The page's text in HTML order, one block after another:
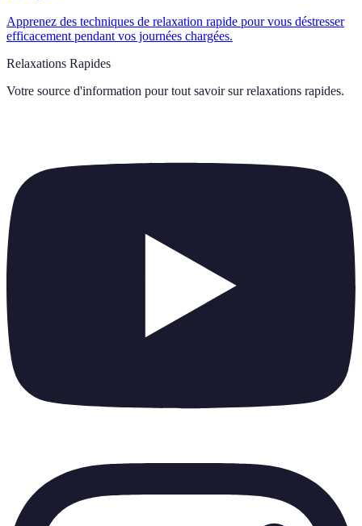
Apprenez des techniques de relaxation rapide pour vous déstresser
efficacement pendant vos journées chargées.
Relaxations Rapides
Votre source d'information pour tout savoir sur relaxations rapides.